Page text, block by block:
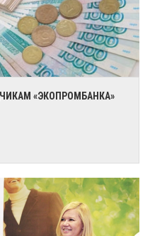
«ЭКОПРОМБАНКА»